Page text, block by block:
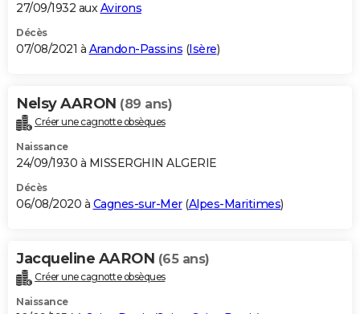
27/09/1932 auxAvirons
Décès
07/08/2021 à Arandon-Passins (Isère)
Nelsy AARON (89 ans)
Créer une cagnotte obsèques
Naissance
24/09/1930 à MISSERGHIN ALGERIE
Décès
06/08/2020 à Cagnes-sur-Mer(Alpes-Maritimes)
Jacqueline AARON (65 ans)
Créer une cagnotte obsèques
Naissance